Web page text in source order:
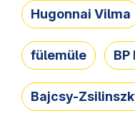
Hugonnai Vilma
fülemüle BP
Bajcsy-